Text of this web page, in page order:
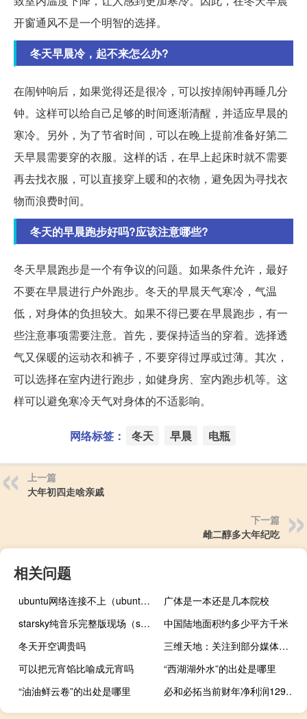
开窗通风不是一个明智的选择。
冬天早晨冷，起不来怎么办?
在闹钟响后，如果觉得还是很冷，可以按掉闹钟再睡几分
钟。这样可以给自己足够的时间逐渐清醒，并适应早晨的
寒冷。另外，为了节省时间，可以在晚上提前准备好第二
天早晨需要穿的衣服。这样的话，在早上起床时就不需要
再去找衣服，可以直接穿上暖和的衣物，避免因为寻找衣
物而浪费时间。
冬天的早晨跑步好吗?应该注意哪些?
冬天早晨跑步是一个有争议的问题。如果条件允许，最好
不要在早晨进行户外跑步。冬天的早晨天气寒冷，气温
低，对身体的负担较大。如果不得已要在早晨跑步，有一
些注意事项需要注意。首先，要保持适当的穿着。选择透
气又保暖的运动衣和裤子，不要穿得过厚或过薄。其次，
可以选择在室内进行跑步，如健身房、室内跑步机等。这
样可以避免寒冷天气对身体的不适影响。
网络标签： 冬天 早晨 电瓶
上一篇
大年初四走啥亲戚
下一篇
雌二醇多大年纪吃
相关问题
ubuntu网络连接不上（ubuntu）
广体是一本还是几本院校
starsky纯音乐完整版现场（starsky纯音乐）
中国陆地面积约多少平方千米
冬天开空调贵吗
三维天地：关注到部分媒体和“股吧”等平台对公司业务相关讨论 提醒投资者秉持价值投资理念
可以把元宵馅比喻成元宵吗
“西湖湖外水”的出处是哪里
“油油鲜云卷”的出处是哪里
必和必拓当前财年净利润129.2亿美元分析师预期138.2亿美元